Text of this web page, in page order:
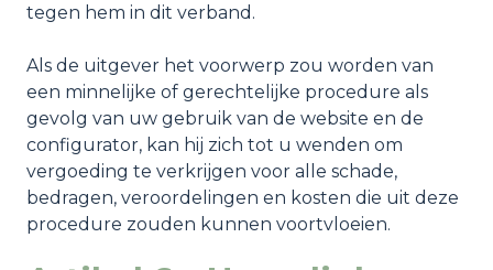
tegen hem in dit verband.
Als de uitgever het voorwerp zou worden van
een minnelijke of gerechtelijke procedure als
gevolg van uw gebruik van de website en de
configurator, kan hij zich tot u wenden om
vergoeding te verkrijgen voor alle schade,
bedragen, veroordelingen en kosten die uit deze
procedure zouden kunnen voortvloeien.